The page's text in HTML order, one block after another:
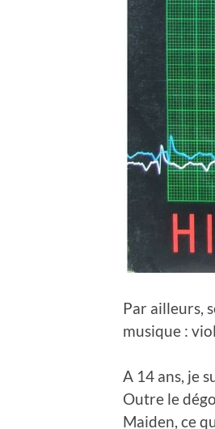
Par ailleurs,
musique :
A 14 ans, je
Outre le
Maiden, ce